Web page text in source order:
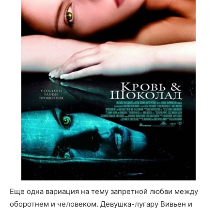
Еще одна вариация на тему запретной любви между
оборотнем и человеком. Девушка-лугару Вивьен и